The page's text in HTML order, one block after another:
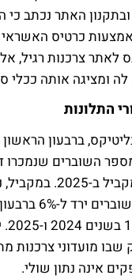
ו-27701, ובתקנון האתר
כרטיס האשראי
צרכנות רגיל,
ומציגה אותה ככלי
התלונות
של 25% במספר השוברים
לעומת הרבעון
המועדון בתחום
שבו מועדוני צרכנות
אינה נתון שולי.